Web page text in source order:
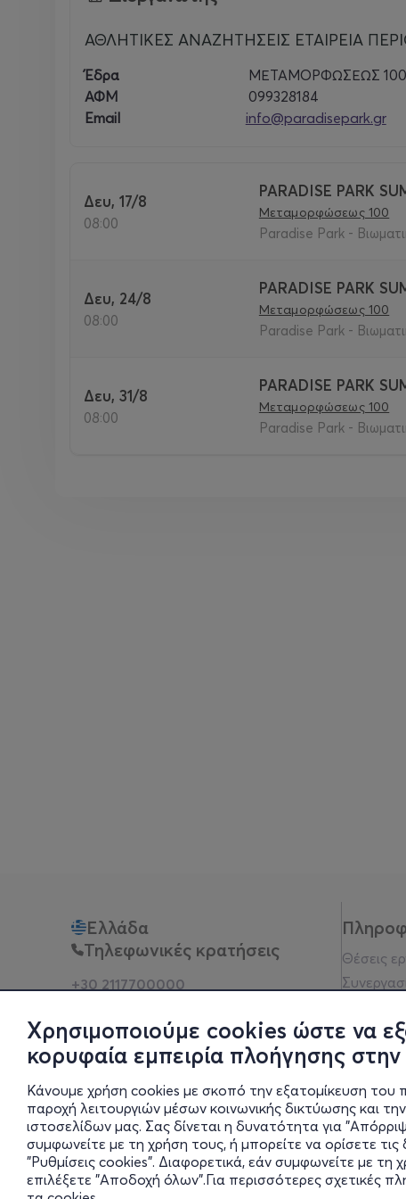
Χρησιμοποιούμε cookies ώστε να
κορυφαία εμπειρία πλοήγησης στην
Κάνουμε χρήση cookies με σκοπό την εξατομίκευση του
παροχή λειτουργιών μέσων κοινωνικής δικτύωσης και
ιστοσελίδων μας. Σας δίνεται η δυνατότητα για
συμφωνείτε με τη χρήση τους, ή μπορείτε να ορίσετε τις
"Ρυθμίσεις cookies". Διαφορετικά, εάν συμφωνείτε με
επιλέξετε "Αποδοχή όλων".Για περισσότερες σχετικές
ΑΘΛΗΤΙΚΕΣ ΑΝΑΖΗΤΗΣΕΙΣ ΕΤΑΙΡΕΙΑ
Έδρα ΜΕΤΑΜΟΡΦΩΣΕΩΣ
ΑΦΜ
099328184
Email
info@paradisepark.gr
Δευ, 17/8
08:00
PARADISE PARK
Μεταμορφώσεως 100
Paradise Park -
Δευ, 24/8
08:00
PARADISE PARK
Μεταμορφώσεως 100
Paradise Park -
Δευ, 31/8
08:00
PARADISE PARK
Μεταμορφώσεως 100
Paradise Park -
Ελλάδα
Τηλεφωνικές κρατήσεις
+30 2117700000
Φυσικά σημεία
Θέσεις
Νομική
Blog
Έκθεση